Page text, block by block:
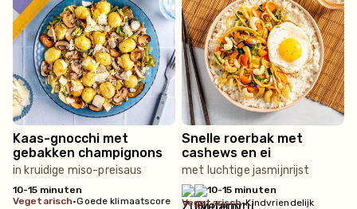
Kaas-gnocchi met
gebakken champignons
in kruidige miso-preisaus
10-15 minuten
vegetarisch•Goede klimaatscore
Snelle roerbak met
cashews en ei
met luchtige jasmijnrijst
10-15 minuten
vegetarisch•Kindvriendelijk